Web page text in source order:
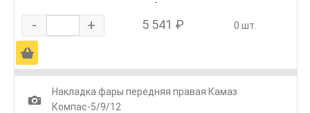
- + 5 541 ₽ 0 шт.
Ä
1
Накладка фары передняя правая Камаз
Компас-5/9/12